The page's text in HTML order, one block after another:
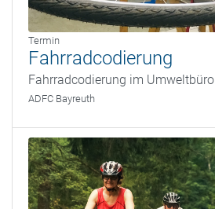
Termin
Fahrradcodierung
Fahrradcodierung im Umweltbüro
ADFC Bayreuth